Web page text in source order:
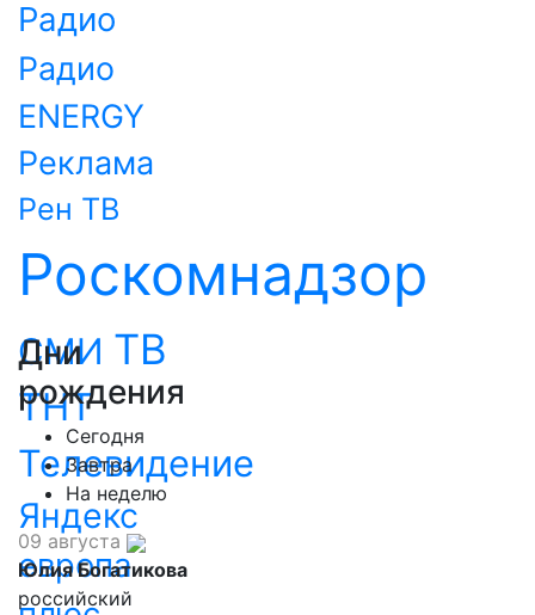
Радио
Радио
ENERGY
Реклама
Рен ТВ
Роскомнадзор
СМИ ТВ
ТНТ
Телевидение
Яндекс
европа
Дни
рождения
Сегодня
Завтра
На неделю
09 августа
Юлия Богатикова
российский